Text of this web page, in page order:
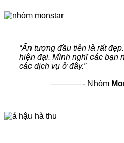
“Ấn tượng đầu tiên là rất
hiện đại. Mình nghĩ các bạn
các dịch vụ ở đây.”
————- Nhóm